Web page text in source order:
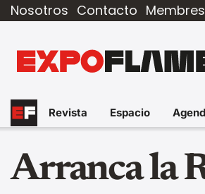
Nosotros Contacto
Revista Espacio
Arranca la